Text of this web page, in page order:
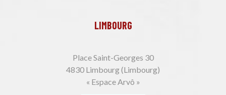
LIMBOURG
Place Saint-Georges 30
4830 Limbourg (Limbourg)
« Espace Arvô »